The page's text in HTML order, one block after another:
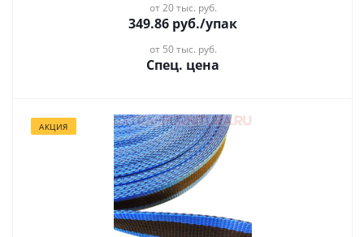
от 20 тыс. руб.
349.86 руб./упак
от 50 тыс. руб.
Спец. цена
АКЦИЯ